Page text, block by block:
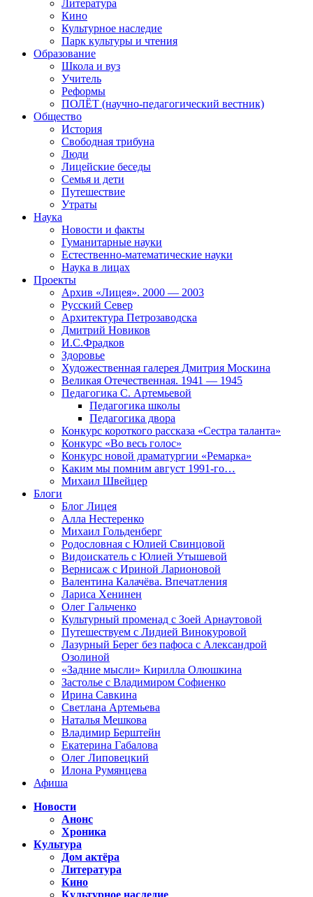
Литература
Кино
Культурное наследие
Парк культуры и чтения
Образование
Школа и вуз
Учитель
Реформы
ПОЛЁТ (научно-педагогический вестник)
Общество
История
Свободная трибуна
Люди
Лицейские беседы
Семья и дети
Путешествие
Утраты
Наука
Новости и факты
Гуманитарные науки
Естественно-математические науки
Наука в лицах
Проекты
Архив «Лицея». 2000 — 2003
Русский Север
Архитектура Петрозаводска
Дмитрий Новиков
И.С.Фрадков
Здоровье
Художественная галерея Дмитрия Москина
Великая Отечественная. 1941 — 1945
Педагогика С. Артемьевой
Педагогика школы
Педагогика двора
Конкурс короткого рассказа «Сестра таланта»
Конкурс «Во весь голос»
Конкурс новой драматургии «Ремарка»
Каким мы помним август 1991-го…
Михаил Швейцер
Блоги
Блог Лицея
Алла Нестеренко
Михаил Гольденберг
Родословная с Юлией Свинцовой
Видоискатель с Юлией Утышевой
Вернисаж с Ириной Ларионовой
Валентина Калачёва. Впечатления
Лариса Хенинен
Олег Гальченко
Культурный променад с Зоей Арнаутовой
Путешествуем с Лидией Винокуровой
Лазурный Берег без пафоса с Александрой
Озолиной
«Задние мысли» Кирилла Олюшкина
Застолье с Владимиром Софиенко
Ирина Савкина
Светлана Артемьева
Наталья Мешкова
Владимир Берштейн
Екатерина Габалова
Олег Липовецкий
Илона Румянцева
Афиша
Новости
Анонс
Хроника
Культура
Дом актёра
Литература
Кино